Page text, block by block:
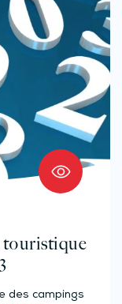
touristique
des campings